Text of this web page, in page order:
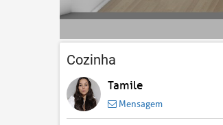
Cozinha
Tamile
Mensagem